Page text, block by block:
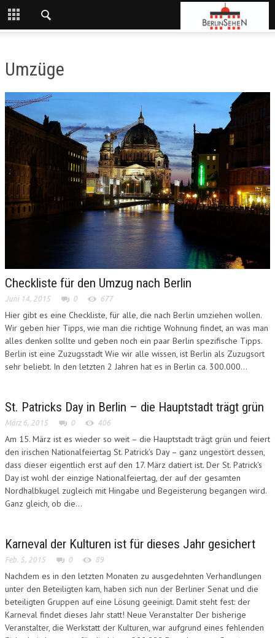
Umzüge
Checkliste für den Umzug nach Berlin
Juni 14, 2015 0 677
Hier gibt es eine Checkliste, für alle, die nach Berlin umziehen wollen.
Wir geben hier Tipps, wie man die richtige Wohnung findet, an was man
alles denken sollte und geben noch ein paar Berlin spezifische Tipps.
Berlin ist eine Zuzugsstadt Wie wir alle wissen, ist Berlin als Zuzugsort
sehr beliebt. In den letzten 2 Jahren hat es in Berlin ca. 300.000...
St. Patricks Day in Berlin – die Hauptstadt trägt grün
März 6, 2015 0 406
Am 15. März ist es wieder so weit – die Hauptstadt trägt grün und feiert
den irischen Nationalfeiertag St. Patrick's Day – ganz ungestört dessen,
dass dieser eigentlich erst auf den 17. März datiert ist. Der St. Patrick's
Day ist wohl der einzige Nationalfeiertag, der auf der gesamten
Nordhalbkugel zugleich mit Hingabe und Begeisterung begangen wird.
Ganz gleich, ob die...
Karneval der Kulturen ist für dieses Jahr gesichert
Feb. 5, 2015 0 89
Nachdem es in den letzten Monaten zu ausgedehnten Verhandlungen
unter den Beteiligten kam, haben sich nun der Berliner Senat und die
beteiligten Gruppen auf eine Lösung geeinigt. Damit steht fest: der
Karneval findet dieses Jahr statt! Neue Veranstalter Der bisherige
Veranstalter, die Werkstatt der Kulturen, war aufgrund eines fehlenden